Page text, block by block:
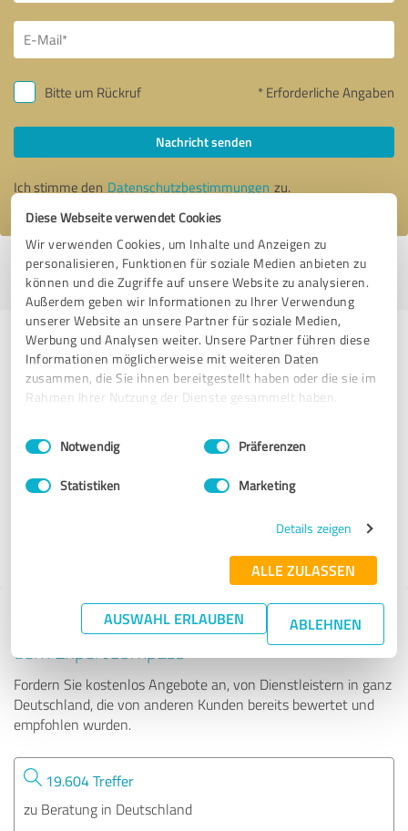
Diese Webseite verwendet Cookies
Wir verwenden Cookies, um Inhalte und Anzeigen zu
personalisieren, Funktionen für soziale Medien anbieten zu
können und die Zugriffe auf unsere Website zu analysieren.
Außerdem geben wir Informationen zu Ihrer Verwendung
unserer Website an unsere Partner für soziale Medien,
Werbung und Analysen weiter. Unsere Partner führen diese
Informationen möglicherweise mit weiteren Daten
zusammen, die Sie ihnen bereitgestellt haben oder die sie im
Rahmen Ihrer Nutzung der Dienste gesammelt haben.
Impressum Datenschutzbestimmungen
Einwilligungsauswahl
Notwendig Präferenzen
Statistiken Marketing
Details zeigen
ALLE ZULASSEN
AUSWAHL ERLAUBEN ABLEHNEN
Bitte um Rückruf * Erforderliche Angaben
Nachricht senden
Ich stimme den Datenschutzbestimmungen zu.
Profil aktiv seit 28.01.2020 |Letzte Aktualisierung: 06.08.2026|Profil
melden
Erfahrungen zu weiteren
Anbietern aus dem Bereich
Beratung
Sabrina Schepers
Tipp: Die passenden Experten finden - mit
dem ExpertCompass
Fordern Sie kostenlos Angebote an, von Dienstleistern in ganz
Deutschland, die von anderen Kunden bereits bewertet und
empfohlen wurden.
19.604 Treffer
zu Beratung in Deutschland